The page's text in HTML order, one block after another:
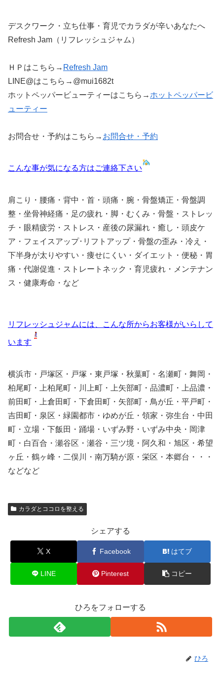
デスクワーク・立ち仕事・育児でカラダが辛いあなたへ
Refresh Jam（リフレッシュジャム）
ＨＰはこちら→ Refresh Jam
LINE@はこちら→@mui1682t
ホットペッパービューティーはこちら→ホットペッパービ
ューティー
お問合せ・予約はこちら→ お問合せ・予約
こんな事が気になる方はご連絡下さい
肩こり・腰痛・背中・首・頭痛・腕・骨盤矯正・骨盤調
整・坐骨神経痛・足の疲れ・脚・むくみ・骨盤・ストレッ
チ・眼精疲労・ストレス・産後の尿漏れ・癒し・頭皮ケ
ア・フェイスアップ･リフトアップ・骨盤の歪み・冷え・
下半身が太りやすい・痩せにくい・ダイエット・便秘・胃
痛・代謝促進・ストレートネック・育児疲れ・メンテナン
ス・健康寿命・など
リフレッシュジャムには、こんな所からお客様がいらして
います
横浜市・戸塚区・戸塚・東戸塚・秋葉町・名瀬町・舞岡・
柏尾町・上柏尾町・川上町・上矢部町・品濃町・上品濃・
前田町・上倉田町・下倉田町・矢部町・鳥が丘・平戸町・
吉田町・泉区・緑園都市・ゆめが丘・領家・弥生台・中田
町・立場・下飯田・踊場・いずみ野・いずみ中央・岡津
町・白百合・瀬谷区・瀬谷・三ツ境・阿久和・旭区・希望
ヶ丘・鶴ヶ峰・二俣川・南万騎が原・栄区・本郷台・・・
などなど
カラダとココロを整える
シェアする
X Facebook はてブ
LINE Pinterest コピー
ひろをフォローする
ひろ